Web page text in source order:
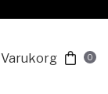
Varukorg 0